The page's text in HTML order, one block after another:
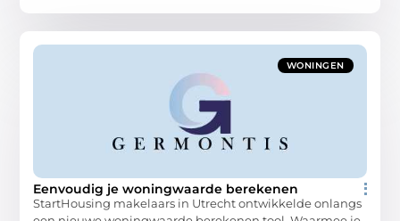
WONINGEN
Eenvoudig je woningwaarde berekenen
StartHousing makelaars in Utrecht ontwikkelde onlangs